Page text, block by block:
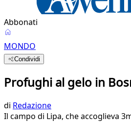
Abbonati
MONDO
Condividi
Profughi al gelo in
di Redazione
Il campo di Lipa, che accoglieva